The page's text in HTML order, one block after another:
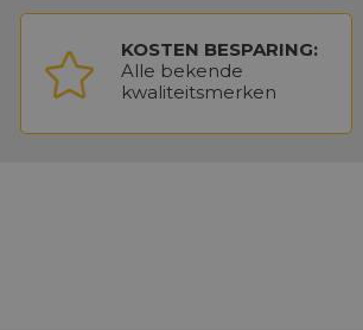
KOSTEN BESPARING:
Alle bekende
kwaliteitsmerken